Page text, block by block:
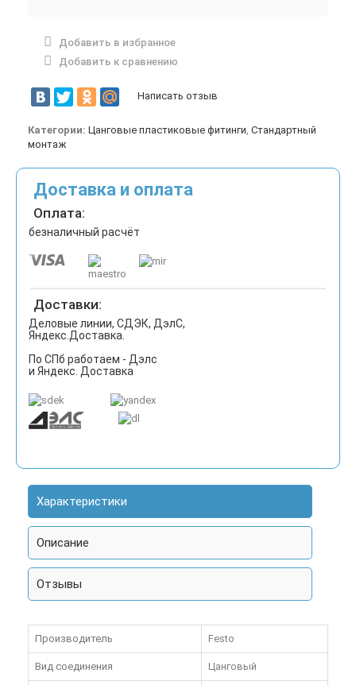
Добавить в избранное
Добавить к сравнению
Написать отзыв
Категории: Цанговые пластиковые фитинги, Стандартный
монтаж
Доставка и оплата
Оплата:
безналичный расчёт
Доставки:
Деловые линии, СДЭК, ДэлС,
Яндекс.Доставка.
По СПб работаем - Дэлс
и Яндекс. Доставка
Характеристики
Описание
Отзывы
Производитель Festo
Вид соединения Цанговый